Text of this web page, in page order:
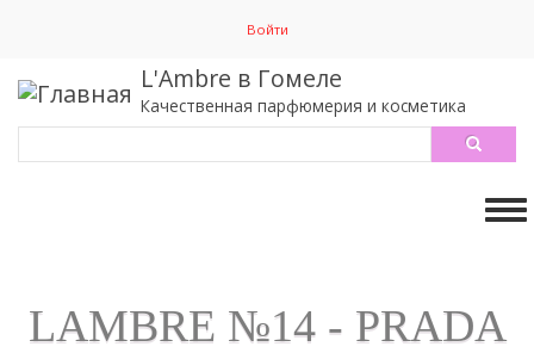
содержанию
Войти
L'Ambre в Гомеле
Качественная парфюмерия и косметика
LAMBRE №14 - PRADA